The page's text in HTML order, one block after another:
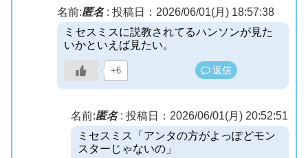
名前:匿名: 投稿日：2026/06/01(月) 18:57:38
ミセスミスに説教されてるハンソンが見た
いかといえば見たい。
+6 返信
名前:匿名: 投稿日：2026/06/01(月) 20:52:51
ミセスミス「アンタの方がよっぽどモン
スターじゃないの」